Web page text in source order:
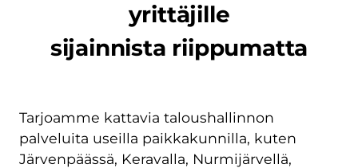
yrittäjille
sijainnista riippumatta
Tarjoamme kattavia taloushallinnon
palveluita useilla paikkakunnilla, kuten
Järvenpäässä, Keravalla, Nurmijärvellä,